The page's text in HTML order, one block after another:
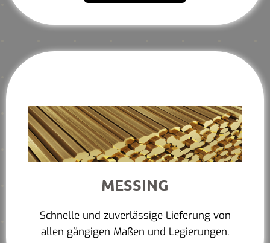
MESSING
Schnelle und zuverlässige Lieferung von
allen gängigen Maßen und Legierungen.